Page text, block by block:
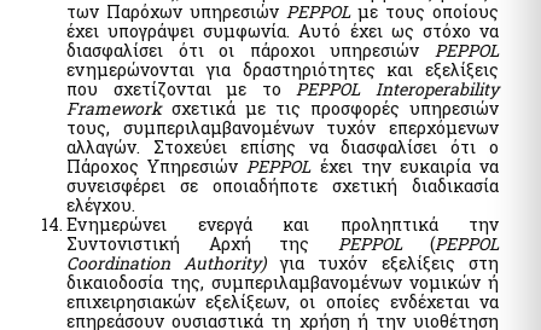
των Παρόχων υπηρεσιών PEPPOLμε τους οποίους
έχει υπογράψει συμφωνία. Αυτό έχει ως στόχο να
διασφαλίσει ότι οι πάροχοι υπηρεσιών PEPPOL
ενημερώνονται για δραστηριότητες και εξελίξεις
που σχετίζονται με τοPEPPOL Interoperability
Frameworkσχετικά με τις προσφορές υπηρεσιών
τους, συμπεριλαμβανομένων τυχόν επερχόμενων
αλλαγών. Στοχεύει επίσης να διασφαλίσει ότι ο
Πάροχος ΥπηρεσιώνPEPPOLέχει την ευκαιρία να
συνεισφέρει σε οποιαδήποτε σχετική διαδικασία
ελέγχου.
Ενημερώνει ενεργά και προληπτικά την
Συντονιστική Αρχή της PEPPOL(PEPPOL
Coordination Authority)για τυχόν εξελίξεις στη
δικαιοδοσία της, συμπεριλαμβανομένων νομικών ή
επιχειρησιακών εξελίξεων, οι οποίες ενδέχεται να
επηρεάσουν ουσιαστικά τη χρήση ή την υιοθέτηση